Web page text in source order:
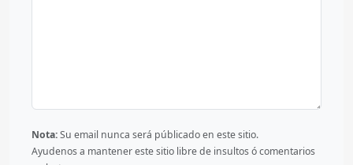
Nota:Su email nunca será públicado en este sitio.
Ayudenos a mantener este sitio libre de insultos ó comentarios